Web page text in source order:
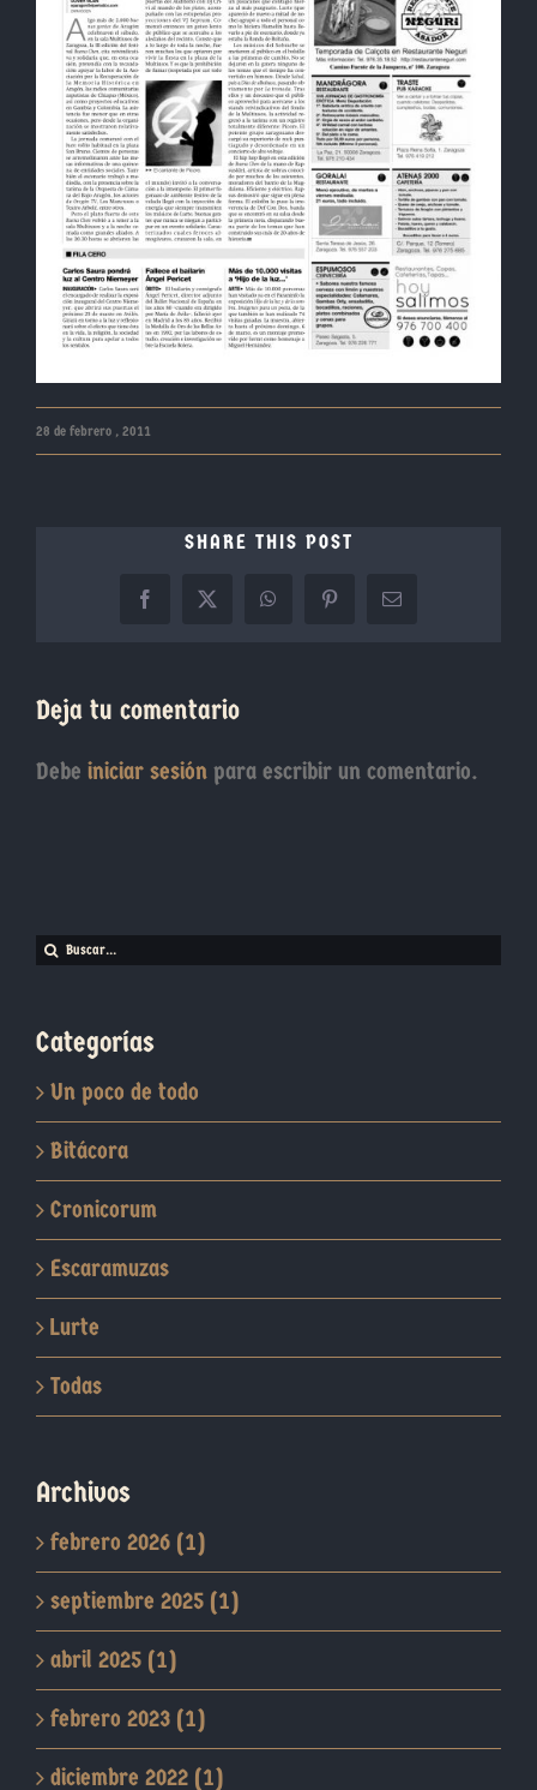
28 de febrero , 2011
SHARE THIS POST
Facebook
X WhatsAppPinterestCorreo
Deja tu comentario
Debe iniciar sesión para escribir un comentario.
Buscar:
Categorías
Un poco de todo
Bitácora
Cronicorum
Escaramuzas
Lurte
Todas
Archivos
febrero 2026 (1)
septiembre 2025 (1)
abril 2025 (1)
febrero 2023 (1)
diciembre 2022 (1)